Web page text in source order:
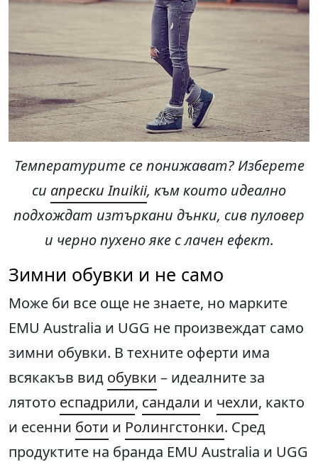
Температурите се понижават? Изберете
си апрески Inuikii, към които идеално
подхождат изтъркани дънки, сив пуловер
и черно пухено яке с лачен ефект.
Зимни обувки и не само
Може би все още не знаете, но марките
EMU Australia и UGG не произвеждат само
зимни обувки. В техните оферти има
всякакъв вид обувки – идеалните за
лятото еспадрили, сандали и чехли, както
и есенни боти и Ролингстонки. Сред
продуктите на бранда EMU Australia и UGG